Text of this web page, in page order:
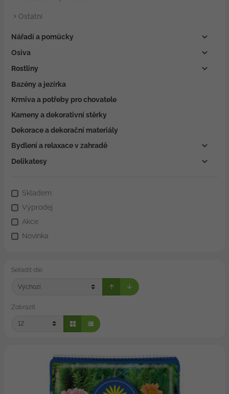
Ostatní
Nářadí a pomůcky
Osiva
Rostliny
Bazény a jezírka
Krmiva a potřeby pro chovatele
Kameny a dekorativní stěrky
Dekorace a dekorační materiály
Bydlení a relaxace v zahradě
Delikatesy
Skladem
Výprodej
Akce
Novinka
Seřadit dle
Zobrazit